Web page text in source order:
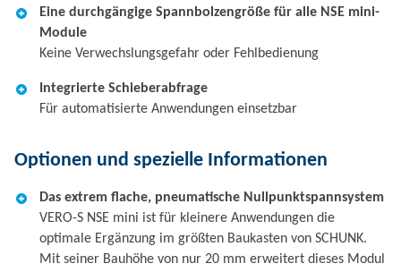
Eine durchgängige Spannbolzengröße für alle NSE mini-
Module
Keine Verwechslungsgefahr oder Fehlbedienung
Integrierte Schieberabfrage
Für automatisierte Anwendungen einsetzbar
Optionen und spezielle Informationen
Das extrem flache, pneumatische Nullpunktspannsystem
VERO-S NSE mini ist für kleinere Anwendungen die
optimale Ergänzung im größten Baukasten von SCHUNK.
Mit seiner Bauhöhe von nur 20 mm erweitert dieses Modul